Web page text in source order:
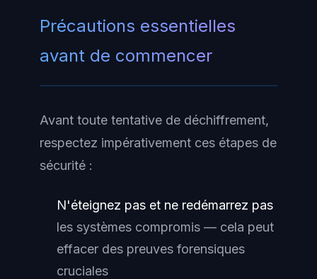
Précautions essentielles
avant de commencer
Avant toute tentative de déchiffrement,
respectez impérativement ces étapes de
sécurité :
N'éteignez pas et ne redémarrez pas
les systèmes compromis — cela peut
effacer des preuves forensiques
cruciales